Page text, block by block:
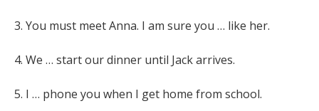
3. You must meet Anna. I am sure you … like her.
4. We … start our dinner until Jack arrives.
5. I … phone you when I get home from school.